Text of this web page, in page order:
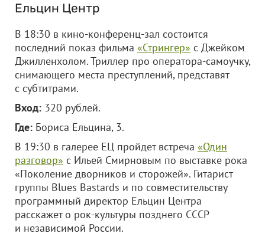
Ельцин Центр
В 18:30 в кино-конференц-зал состоится
последний показ фильма «Стрингер» с Джейком
Джилленхолом. Триллер про оператора-самоучку,
снимающего места преступлений, представят
с субтитрами.
Вход: 320 рублей.
Где: Бориса Ельцина, 3.
В 19:30 в галерее ЕЦ пройдет встреча «Один
разговор» с Ильей Смирновым по выставке рока
«Поколение дворников и сторожей». Гитарист
группы Blues Bastards и по совместительству
программный директор Ельцин Центра
расскажет о рок-культуры позднего СССР
и независимой России.